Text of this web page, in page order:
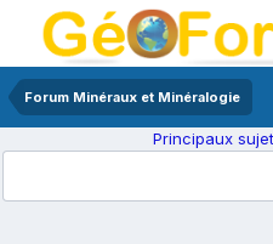
Forum Minéraux et Minéralogie
Principaux